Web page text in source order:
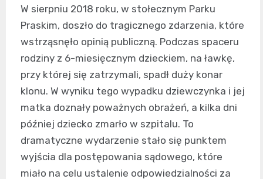
W sierpniu 2018 roku, w stołecznym Parku
Praskim, doszło do tragicznego zdarzenia, które
wstrząsnęło opinią publiczną. Podczas spaceru
rodziny z 6-miesięcznym dzieckiem, na ławkę,
przy której się zatrzymali, spadł duży konar
klonu. W wyniku tego wypadku dziewczynka i jej
matka doznały poważnych obrażeń, a kilka dni
później dziecko zmarło w szpitalu. To
dramatyczne wydarzenie stało się punktem
wyjścia dla postępowania sądowego, które
miało na celu ustalenie odpowiedzialności za